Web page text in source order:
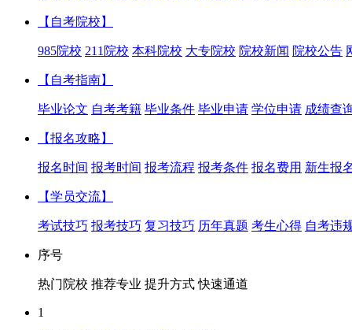
【自考院校】
985院校 211院校 本科院校 大专院校 院校新闻 院校公告
【自考指南】
毕业论文 自考考籍 毕业条件 毕业申请 学位申请 成绩查
【报名攻略】
报名时间 报考时间 报考流程 报考条件 报名费用 新生报
【学员交流】
考试技巧 报考技巧 复习技巧 历年真题 考生心得 自考违
序号
热门院校 推荐专业 提升方式 快速通道
1